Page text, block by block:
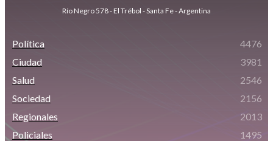
Río Negro 578 - El Trébol - Santa Fe - Argentina
Política
4476
Ciudad
3981
Salud
2546
Sociedad
2156
Regionales
2013
Policiales
1495